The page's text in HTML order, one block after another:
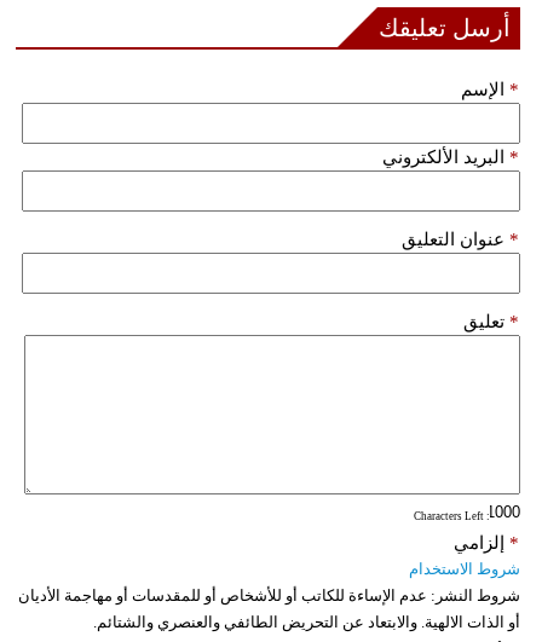
أرسل تعليقك
الإسم *
البريد الألكتروني *
عنوان التعليق *
تعليق *
: Characters Left
إلزامي *
شروط الاستخدام
شروط النشر: عدم الإساءة للكاتب أو للأشخاص أو للمقدسات أو مهاجمة الأديان
أو الذات الالهية. والابتعاد عن التحريض الطائفي والعنصري والشتائم.